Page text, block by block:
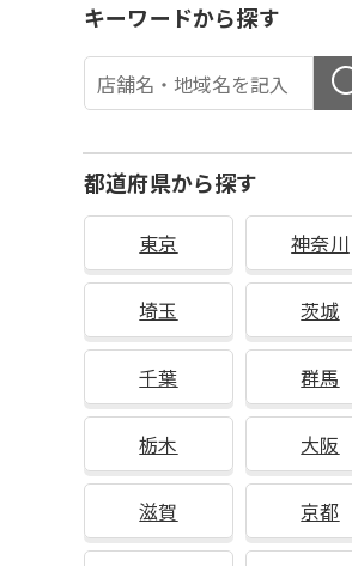
キーワードから探す
都道府県から探す
東京 神奈川
埼玉 茨城
千葉 群馬
栃木 大阪
滋賀 京都